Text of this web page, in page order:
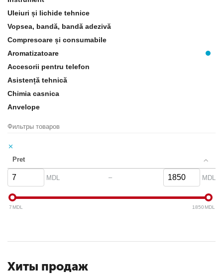
mirosul masinii mai frumos cu o selectie uriasa de odorizante de aer de
inalta calitate si produse de indepartare a mirosurilor pe care vi le vom
livra chiar acasa!
Pigeon Auto -accesorii pentru auto in Moldova
Uleiuri și lichide tehnice
Vopsea, bandă, bandă adezivă
Compresoare și consumabile
Aromatizatoare
Accesorii pentru telefon
Asistență tehnică
Chimia casnica
Anvelope
Фильтры товаров
Pret
MDL – MDL
7 MDL 1850 MDL
Хиты продаж